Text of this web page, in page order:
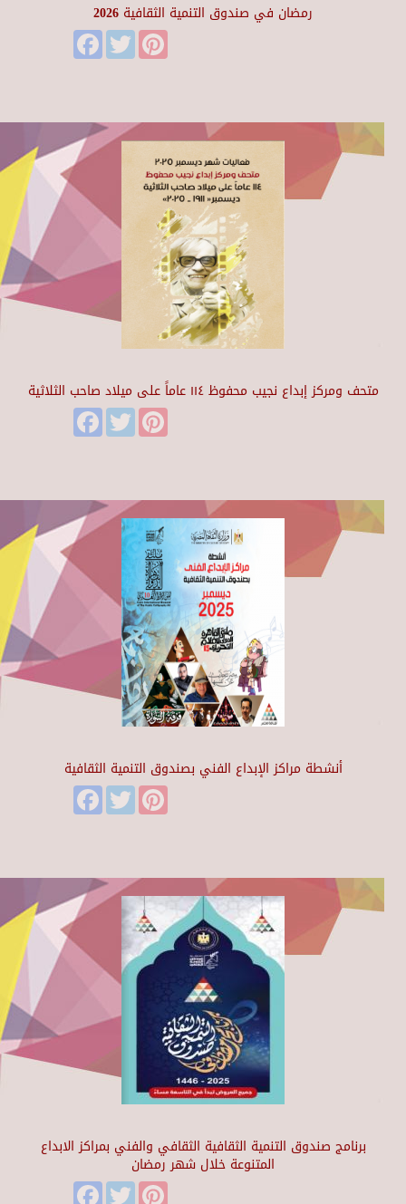
رمضان في صندوق التنمية الثقافية 2026
FacebookTwitter
متحف ومركز إبداع نجيب محفوظ ١١٤ عاماً على ميلاد صاحب الثلاثية
FacebookTwitter
أنشطة مراكز الإبداع الفني بصندوق التنمية الثقافية
FacebookTwitter
برنامج صندوق التنمية الثقافية الثقافي والفني بمراكز الابداع
المتنوعة خلال شهر رمضان
FacebookTwitter